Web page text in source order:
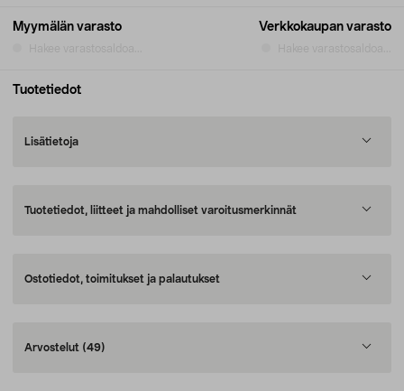
Myymälän varasto Verkkokaupan varasto
Tuotetiedot
Lisätietoja
Tuotetiedot, liitteet ja mahdolliset varoitusmerkinnät
Ostotiedot, toimitukset ja palautukset
Arvostelut (49)